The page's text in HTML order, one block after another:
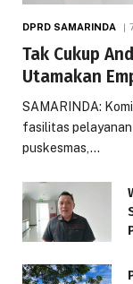
DPRD SAMARINDA
Tak Cukup
Utamakan
SAMARINDA:
fasilitas
puskesmas,…